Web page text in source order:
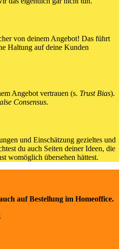
von deinem Angebot! Das führt
Haltung auf deine Kunden
Angebot vertrauen (s. Trust Bias).
Consensus.
und Einschätzung gezieltes und
du auch Seiten deiner Ideen, die
womöglich übersehen hättest.
auf Bestellung im Homeoffice.